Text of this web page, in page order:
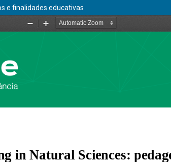
e finalidades educativas